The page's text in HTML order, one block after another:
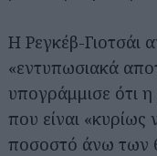
Η Ρεγκέβ-Γιοτσάι
«εντυπωσιακά
υπογράμμισε ότι
που είναι «κυρίως
ποσοστό άνω των